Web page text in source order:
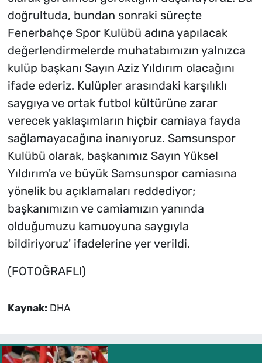
doğrultuda, bundan sonraki süreçte
Fenerbahçe Spor Kulübü adına yapılacak
değerlendirmelerde muhatabımızın yalnızca
kulüp başkanı Sayın Aziz Yıldırım olacağını
ifade ederiz. Kulüpler arasındaki karşılıklı
saygıya ve ortak futbol kültürüne zarar
verecek yaklaşımların hiçbir camiaya fayda
sağlamayacağına inanıyoruz. Samsunspor
Kulübü olarak, başkanımız Sayın Yüksel
Yıldırım'a ve büyük Samsunspor camiasına
yönelik bu açıklamaları reddediyor;
başkanımızın ve camiamızın yanında
olduğumuzu kamuoyuna saygıyla
bildiriyoruz' ifadelerine yer verildi.
(FOTOĞRAFLI)
Kaynak: DHA